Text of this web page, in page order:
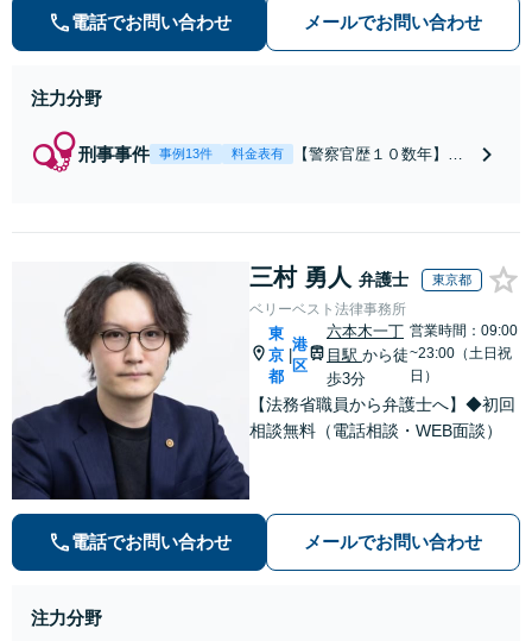
婚などの民事から刑事事件まで幅広
く支援【完全個室】
電話でお問い合わせ メールでお問い合わせ
注力分野
刑事事件 事例13件 料金表有
【警察官歴１０数年】
訴・身柄釈放実績多数！
捜査経験を活かした先回
りのサポートが強み。高
い交渉力で示談成立へ尽
力。少年事件／告訴・告
発の経験多数有り
三村 勇人 弁護士 東京都
ベリーベスト法律事務所
東
京
都
港
区
六本木一丁
目駅 から徒
歩3分
営業時間：09:00
~23:00（土日祝
日）
【法務省職員から弁護士へ】◆初回
相談無料（電話相談・WEB面談）
電話でお問い合わせ メールでお問い合わせ
注力分野